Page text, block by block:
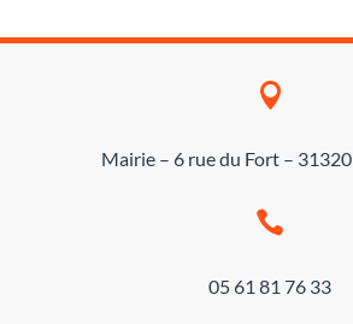

Mairie – 6 rue du Fort –

05 61 81 76 33